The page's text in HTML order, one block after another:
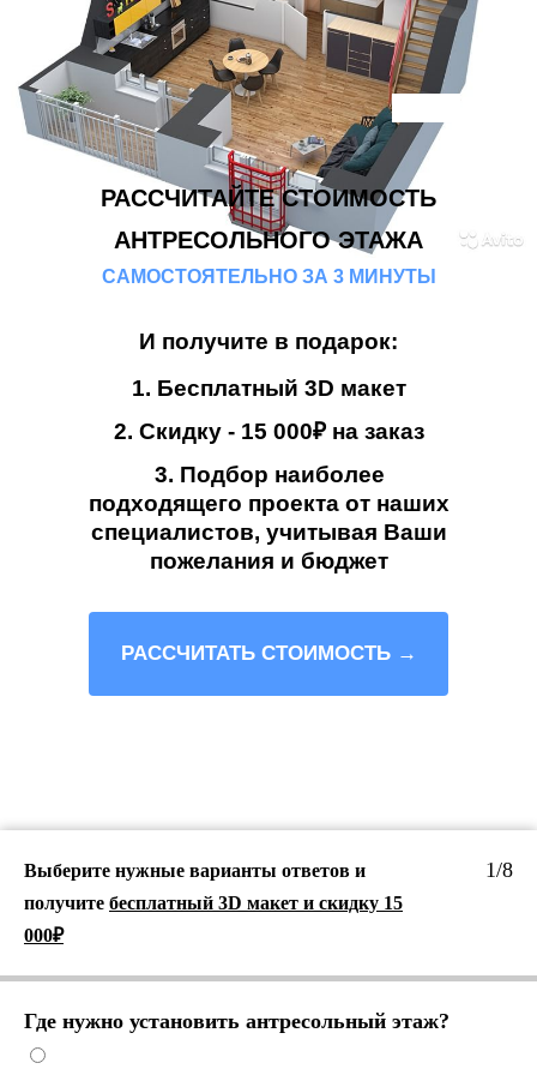
РАССЧИТАЙТЕ СТОИМОСТЬ
И получите в подарок:
САМОСТОЯТЕЛЬНО ЗА 3 МИНУТЫ
АНТРЕСОЛЬНОГО ЭТАЖА
1. Бесплатный 3D макет
2. Скидку - 15 000₽ на заказ
3. Подбор наиболее
подходящего проекта от наших
специалистов, учитывая Ваши
пожелания и бюджет
РАССЧИТАТЬ СТОИМОСТЬ →
Выберите нужные варианты ответов и
получите бесплатный 3D макет и скидку 15
000₽
1/8
Где нужно установить антресольный этаж?